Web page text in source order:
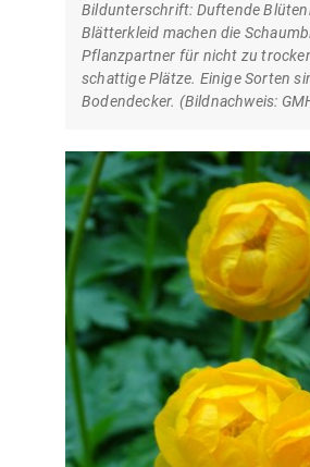
Bildunterschrift: Duftende
Blätterkleid machen die
Pflanzpartner für nicht zu
schattige Plätze. Einige Sorten
Bodendecker. (Bildnachweis: